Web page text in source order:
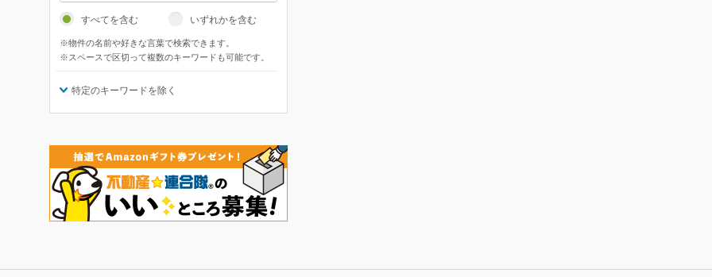
すべてを含む いずれかを含む
※物件の名前や好きな言葉で検索できます。
※スペースで区切って複数のキーワードも可能です。
特定のキーワードを除く